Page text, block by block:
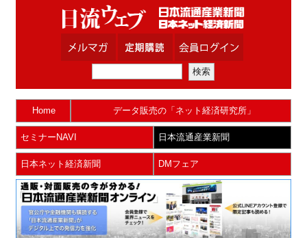
Home データ販売の「ネット経済研究所」
セミナーNAVI 日本流通産業新聞
日本ネット経済新聞 DMフェア